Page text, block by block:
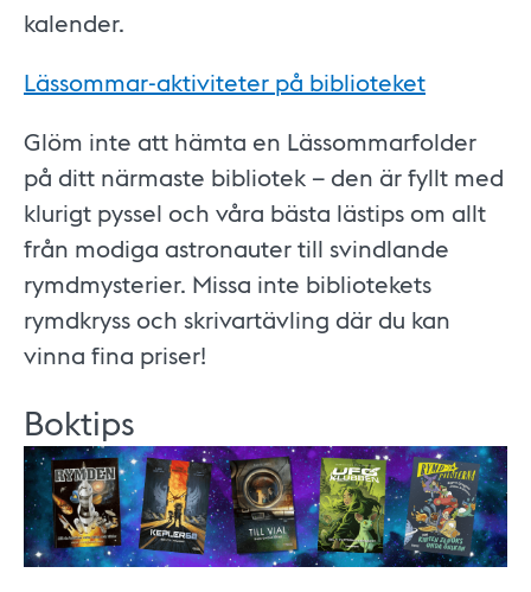
kalender.
Lässommar-aktiviteter på biblioteket
Glöm inte att hämta en Lässommarfolder
på ditt närmaste bibliotek – den är fyllt med
klurigt pyssel och våra bästa lästips om allt
från modiga astronauter till svindlande
rymdmysterier. Missa inte bibliotekets
rymdkryss och skrivartävling där du kan
vinna fina priser!
Boktips